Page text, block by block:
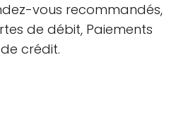
vous recommandés,
de débit, Paiements
crédit.